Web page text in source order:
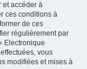
et accéder à
ces conditions à
de ces
régulièrement par
Electronique
vous
modifiées et mises à